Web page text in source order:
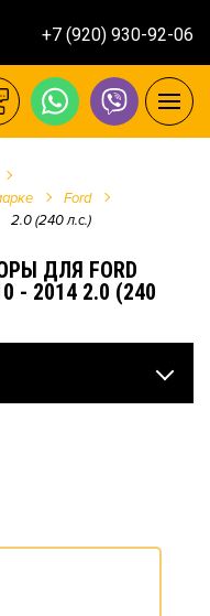
+7 (920) 930-92-06
Ford
2.0 (240 л.с.)
ДЛЯ FORD
- 2014 2.0 (240